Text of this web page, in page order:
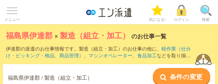
メニュー 気になる! ログイン 検索
福島県伊達郡 ×製造（組立・加工） のお仕事一覧
伊達郡の派遣のお仕事情報です。製造（組立・加工）のお仕事の他に、 軽作業（仕分
け・ピッキング・検品、商品管理） 、 マシンオペレーター、 食品加工などを取り揃え
製造（組立・加工）のお仕事とは？とは？
福島県伊達郡 / 製造（組立・加工） 条件の変更